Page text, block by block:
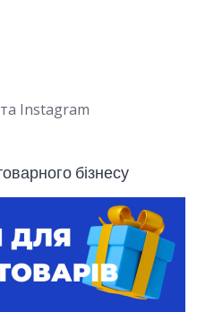
Instagram
бізнесу